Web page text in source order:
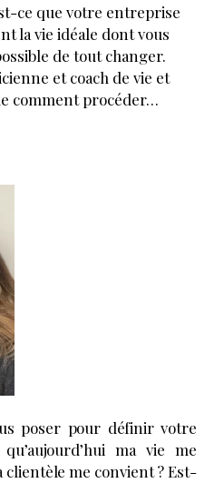
ce que votre entreprise
la vie idéale dont vous
de tout changer.
et coach de vie et
comment procéder…
poser pour définir votre
ma vie me
clientèle me convient ? Est-